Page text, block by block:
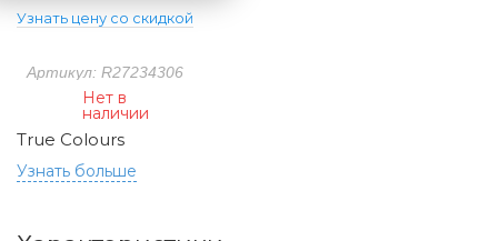
Артикул: R27234306
Нет в
наличии
True Colours
Узнать больше
Узнать цену со скидкой